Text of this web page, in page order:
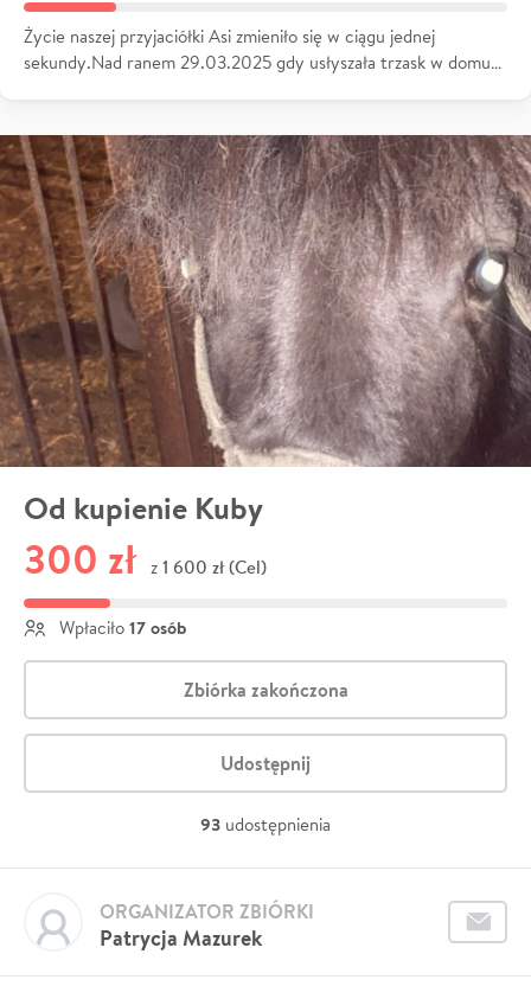
Życie naszej przyjaciółki Asi zmieniło się w ciągu jednej
sekundy.Nad ranem 29.03.2025 gdy usłyszała trzask w domu…
Od kupienie Kuby
300 zł z 1 600 zł (Cel)
Wpłaciło 17 osób
Zbiórka zakończona
Udostępnij
93 udostępnienia
Patrycja Mazurek
ORGANIZATOR ZBIÓRKI